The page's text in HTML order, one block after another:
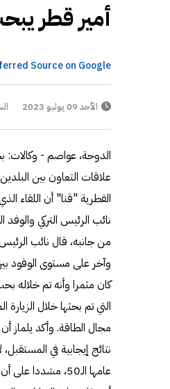
أمير قطر
Source on Google
الأحد 09 يوليو 2023
الدوحة، عواصم - وكالات:
علاقات التعاون بين
القطرية "قنا" أن اللقاء
نائب الرئيس التركي
من جانبه، قال نائب
وآخر على مستوى الوفود بين
كان مثمرا وأنه تم خلاله
التي تم بحثها خلال
مجال الطاقة. وأكد يلماز
نتائج إيجابية في المستقبل،
عامها الـ50،